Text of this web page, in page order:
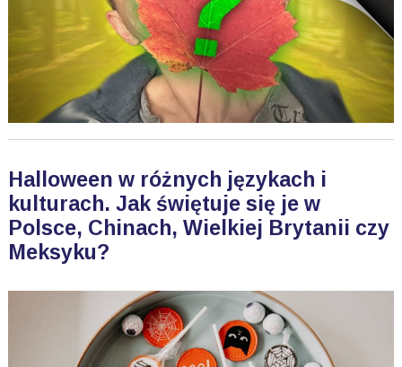
Halloween w różnych językach i
kulturach. Jak świętuje się je w
Polsce, Chinach, Wielkiej Brytanii czy
Meksyku?